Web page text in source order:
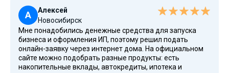
кредита и ежемесячный платеж. Деньги пришли
мгновенно переводом на банковский счет и дебетовые
карты через системы платежей. Порадовало, что есть
досрочное погашение, а полная информация о
договоре, тарифы, дата возврата и остаток
задолженности отображается в личном кабинете. У
компании есть лицензия ЦБ, и она находится в реестре,
поэтому риски минимальные, одобрят даже при плохой
А
Алексей
Новосибирск
Мне понадобились денежные средства для запуска
бизнеса и оформления ИП, поэтому решил подать
онлайн-заявку через интернет дома. На официальном
сайте можно подобрать разные продукты: есть
накопительные вклады, автокредиты, ипотека и